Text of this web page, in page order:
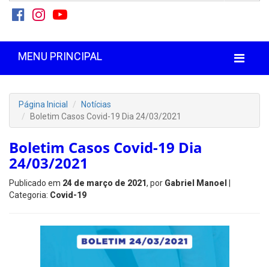
MENU PRINCIPAL
Página Inicial
Notícias
Boletim Casos Covid-19 Dia 24/03/2021
Boletim Casos Covid-19 Dia
24/03/2021
Publicado em 24 de março de 2021, por Gabriel Manoel
Categoria: Covid-19